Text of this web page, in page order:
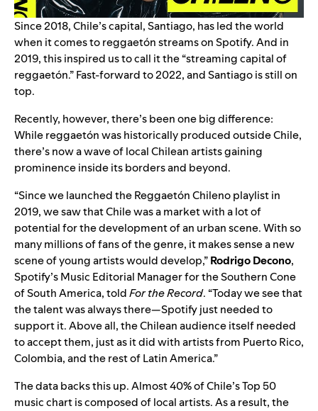
Since 2018, Chile’s capital, Santiago, has led the world
when it comes to reggaetón streams on Spotify. And in
2019, this inspired us to call it the “streaming capital of
reggaetón.” Fast-forward to 2022, and Santiago is still on
top.
Recently, however, there’s been one big difference:
While reggaetón was historically produced outside Chile,
there’s now a wave of local Chilean artists gaining
prominence inside its borders and beyond.
“Since we launched theReggaetón Chilenoplaylist in
2019, we saw that Chile was a market with a lot of
potential for the development of an urban scene. With so
many millions of fans of the genre, it makes sense a new
scene of young artists would develop,”Rodrigo Decono,
Spotify’s Music Editorial Manager for the Southern Cone
of South America, toldFor the Record. “Today we see that
the talent was always there—Spotify just needed to
support it. Above all, the Chilean audience itself needed
to accept them, just as it did with artists from Puerto Rico,
Colombia, and the rest of Latin America.”
The data backs this up. Almost 40% of Chile’s Top 50
music chart is composed of local artists. As a result, the